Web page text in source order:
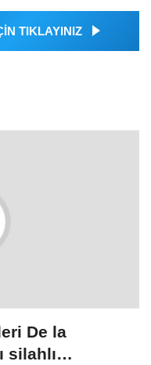
TIKLAYINIZ
De la
silahlı